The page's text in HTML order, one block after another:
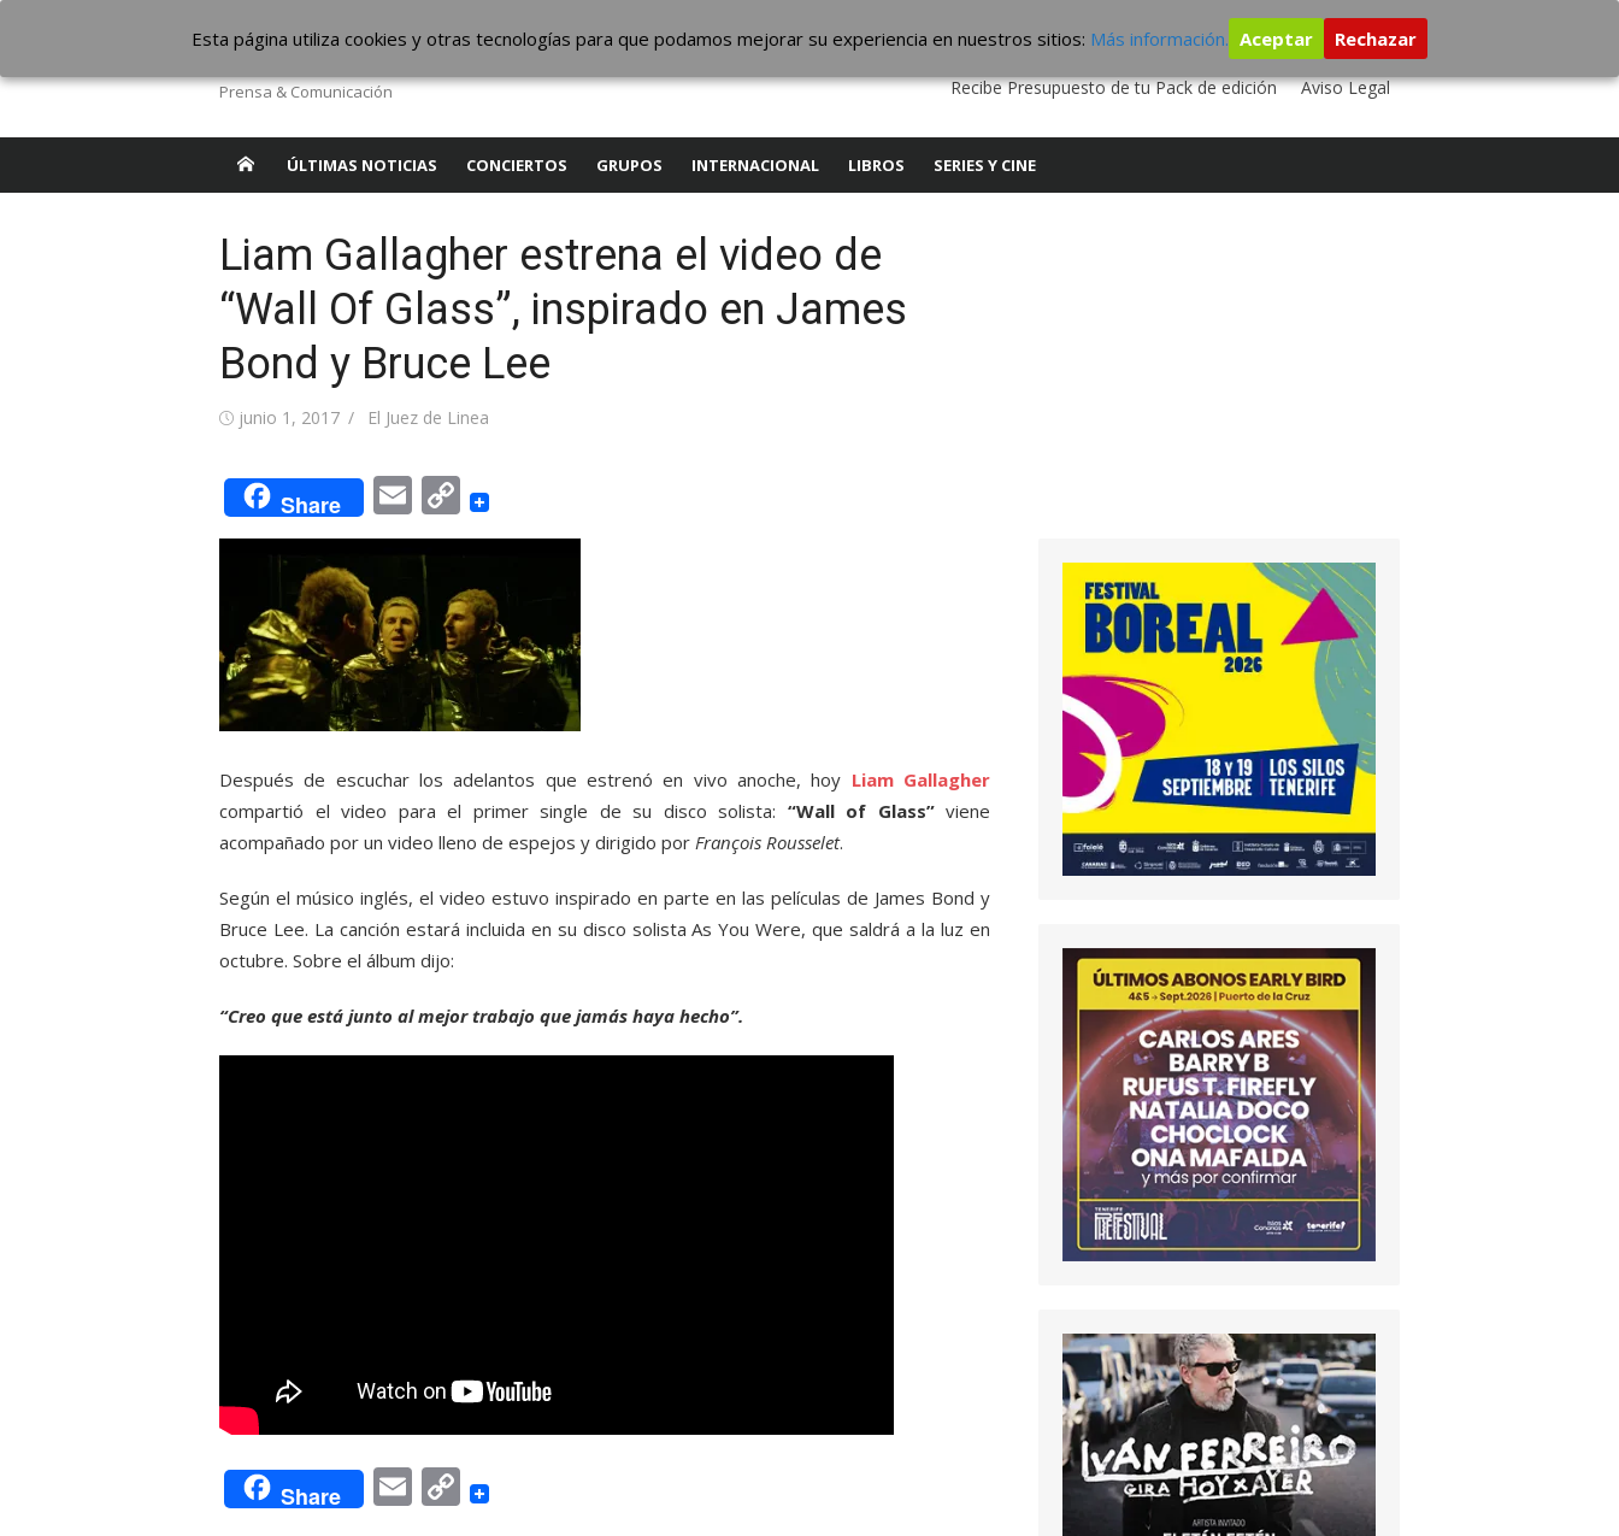
contenido
The Borderline Music
Prensa & Comunicación
QUIENES SOMOS CONTACTO SERVICIOS EDITA TU DISCO
ESTUDIO DE GRABACIÓN
Recibe Presupuesto de tu Pack de edición
Aviso Legal
ÚLTIMAS NOTICIAS CONCIERTOS GRUPOS INTERNACIONAL LIBROS SERIES Y CINE
Liam Gallagher estrena el video de
“Wall Of Glass”, inspirado en James
Bond y Bruce Lee
Publicada
junio 1, 2017 Autor
El Juez de Linea
Share EmailCopy
Link
Después de escuchar los adelantos que estrenó en vivo anoche, hoy Liam Gallagher
compartió el video para el primer single de su disco solista: “Wall of Glass” viene
acompañado por un video lleno de espejos y dirigido por François Rousselet.
Según el músico inglés, el video estuvo inspirado en parte en las películas de James Bond y
Bruce Lee. La canción estará incluida en su disco solista As You Were, que saldrá a la luz en
octubre. Sobre el álbum dijo:
“Creo que está junto al mejor trabajo que jamás haya hecho”.
Share EmailCopy
Esta página utiliza cookies y otras tecnologías para que podamos mejorar su experiencia en nuestros sitios: Más información. Aceptar Rechazar